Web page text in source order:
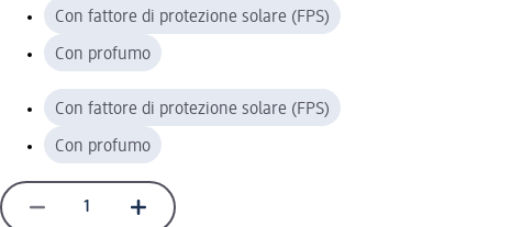
Con fattore di protezione solare (FPS)
Con profumo
Con fattore di protezione solare (FPS)
Con profumo